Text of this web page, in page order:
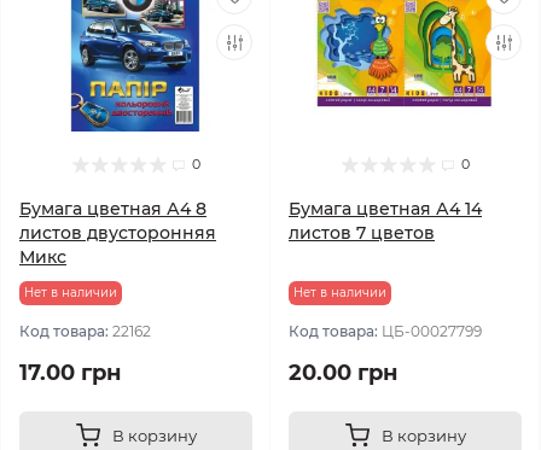
0
Бумага цветная А4 8
листов двусторонняя
Микс
Нет в наличии
Код товара: 22162
17.00 грн
В корзину
0
Бумага цветная А4 14
листов 7 цветов
Нет в наличии
Код товара: ЦБ-00027799
20.00 грн
В корзину